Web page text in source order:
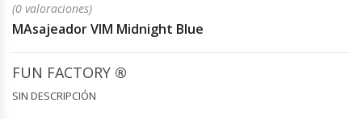
(0 valoraciones)
MAsajeador VIM Midnight Blue
FUN FACTORY ®
SIN DESCRIPCIÓN